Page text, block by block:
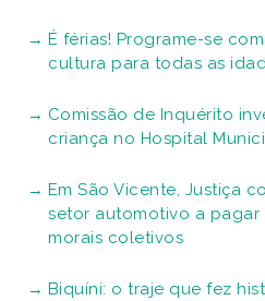
É férias! Programe-se
cultura para todas as
Comissão de Inquérito
criança no Hospital
Em São Vicente, Justiça
setor automotivo a pagar
morais coletivos
Biquíni: o traje que fez